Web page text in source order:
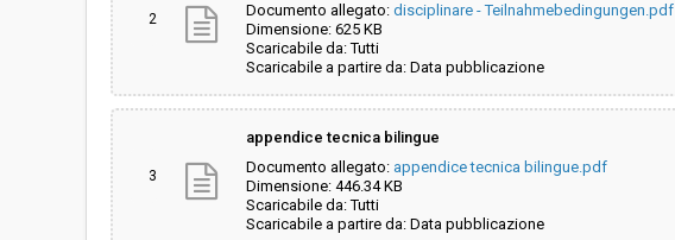
2
Documento allegato: disciplinare - Teilnahmebedingungen.pdf
Dimensione: 625 KB
Scaricabile da: Tutti
Scaricabile a partire da: Data pubblicazione
3
appendice tecnica bilingue
Documento allegato: appendice tecnica bilingue.pdf
Dimensione: 446.34 KB
Scaricabile da: Tutti
Scaricabile a partire da: Data pubblicazione